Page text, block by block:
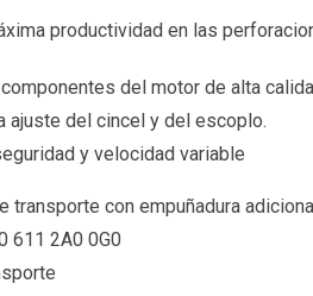
productividad en las
del motor de alta
ajuste del cincel y del escoplo.
y velocidad variable
transporte con empuñadura
611 2A0 0G0